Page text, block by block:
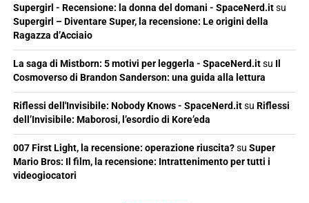
Supergirl - Recensione: la donna del domani - SpaceNerd.itsu
Supergirl – Diventare Super, la recensione: Le origini della
Ragazza d’Acciaio
La saga di Mistborn: 5 motivi per leggerla - SpaceNerd.itsu Il
Cosmoverso di Brandon Sanderson: una guida alla lettura
Riflessi dell'Invisibile: Nobody Knows - SpaceNerd.itsu Riflessi
dell’Invisibile: Maborosi, l’esordio di Kore’eda
007 First Light, la recensione: operazione riuscita?su Super
Mario Bros: Il film, la recensione: Intrattenimento per tutti i
videogiocatori